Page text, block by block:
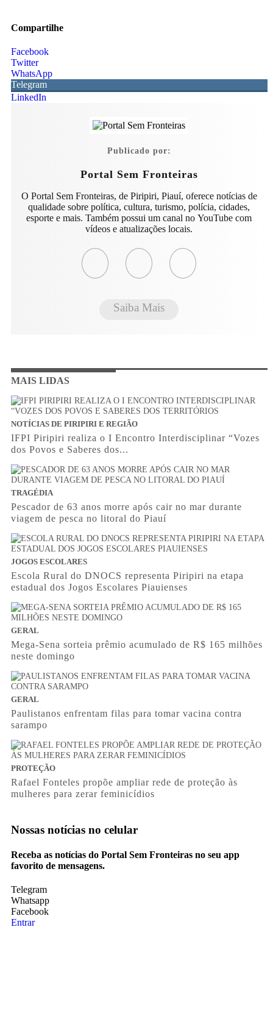
Compartilhe
Facebook
Twitter
WhatsApp
Telegram
LinkedIn
Publicado por:
Portal Sem Fronteiras
O Portal Sem Fronteiras, de Piripiri, Piauí, oferece notícias de
qualidade sobre política, cultura, turismo, polícia, cidades,
esporte e mais. Também possui um canal no YouTube com
vídeos e atualizações locais.
Saiba Mais
MAIS LIDAS
NOTÍCIAS DE PIRIPIRI E REGIÃO
IFPI Piripiri realiza o I Encontro Interdisciplinar “Vozes
dos Povos e Saberes dos...
TRAGÉDIA
Pescador de 63 anos morre após cair no mar durante
viagem de pesca no litoral do Piauí
JOGOS ESCOLARES
Escola Rural do DNOCS representa Piripiri na etapa
estadual dos Jogos Escolares Piauienses
GERAL
Mega-Sena sorteia prêmio acumulado de R$ 165 milhões
neste domingo
GERAL
Paulistanos enfrentam filas para tomar vacina contra
sarampo
PROTEÇÃO
Rafael Fonteles propõe ampliar rede de proteção às
mulheres para zerar feminicídios
Nossas notícias no celular
Receba as notícias do Portal Sem Fronteiras no seu app
favorito de mensagens.
Telegram
Whatsapp
Facebook
Entrar